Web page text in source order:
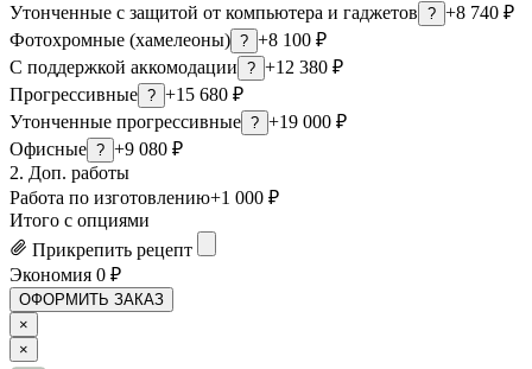
Утонченные с защитой от компьютера и гаджетов ? +8 740 ₽
Фотохромные (хамелеоны) ? +8 100 ₽
С поддержкой аккомодации ? +12 380 ₽
Прогрессивные ? +15 680 ₽
Утонченные прогрессивные ? +19 000 ₽
Офисные ? +9 080 ₽
2. Доп. работы
Работа по изготовлению+1 000 ₽
Итого с опциями
Прикрепить рецепт
Экономия 0 ₽
ОФОРМИТЬ ЗАКАЗ
×
×